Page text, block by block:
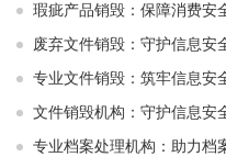
瑕疵产品销毁：保障消费安
废弃文件销毁：守护信息安
专业文件销毁：筑牢信息安
文件销毁机构：守护信息安
专业档案处理机构：助力档